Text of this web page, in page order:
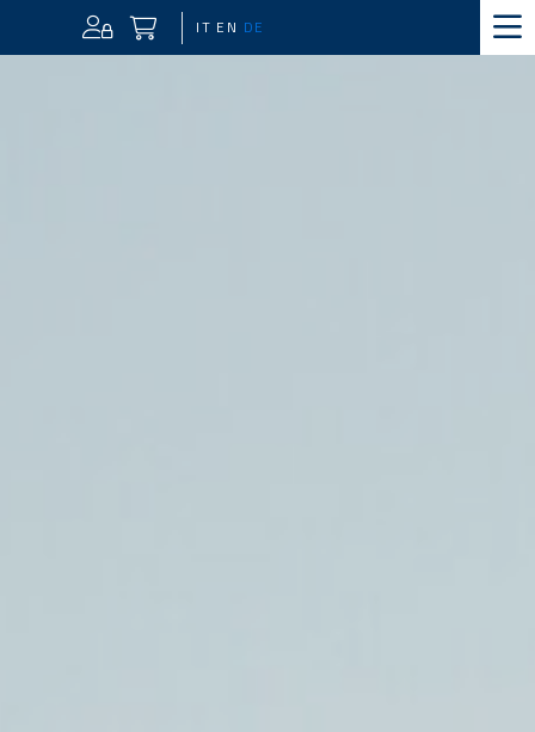
IT EN DE